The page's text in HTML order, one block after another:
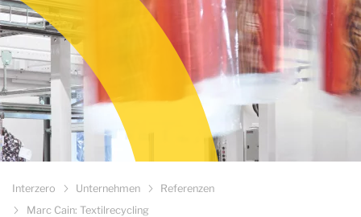
Interzero Unternehmen
Referenzen
Marc Cain: Textilrecycling